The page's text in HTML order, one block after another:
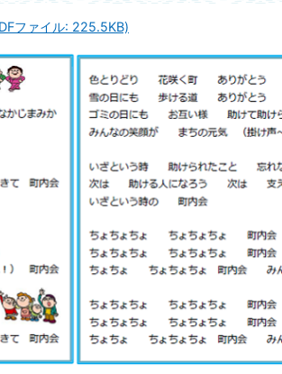
ファイル: 225.5KB)